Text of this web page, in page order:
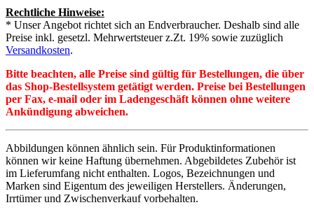
Rechtliche Hinweise:
* Unser Angebot richtet sich an Endverbraucher. Deshalb sind alle
Preise inkl. gesetzl. Mehrwertsteuer z.Zt. 19% sowie zuzüglich
Versandkosten.
Bitte beachten, alle Preise sind gültig für Bestellungen, die über
das Shop-Bestellsystem getätigt werden. Preise bei Bestellungen
per Fax, e-mail oder im Ladengeschäft können ohne weitere
Ankündigung abweichen.
Abbildungen können ähnlich sein. Für Produktinformationen
können wir keine Haftung übernehmen. Abgebildetes Zubehör ist
im Lieferumfang nicht enthalten. Logos, Bezeichnungen und
Marken sind Eigentum des jeweiligen Herstellers. Änderungen,
Irrtümer und Zwischenverkauf vorbehalten.